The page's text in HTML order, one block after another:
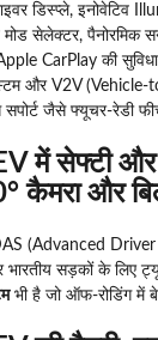
डिस्प्ले, इनोवेटिव
मोड सेलेक्टर,
CarPlay की सुविधा
और V2V (Vehicle-
जैसे फ्यूचर-रेडी
में सेफ्टी
कैमरा और
(Advanced Driver
भारतीय सड़कों के लिए
भी है जो ऑफ-रोडिंग में